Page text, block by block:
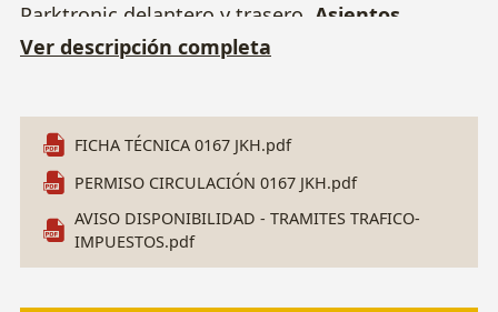
Parktronic delantero y trasero. Asientos
eléctricos calefactables.Botón ECO.
Llantas 16". 2 Llaves. Matrícula 0167 JKH. Nº
Bastidor: WDD2120011B103874.
Perdida aceite por la junta del enfriador.
Ver descripción completa
FICHA TÉCNICA 0167 JKH.pdf
PERMISO CIRCULACIÓN 0167 JKH.pdf
AVISO DISPONIBILIDAD - TRAMITES TRAFICO-
IMPUESTOS.pdf